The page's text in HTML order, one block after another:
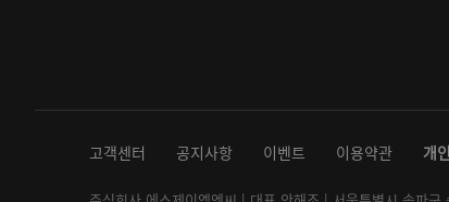
고객센터 공지사항 이벤트 이용약관 개